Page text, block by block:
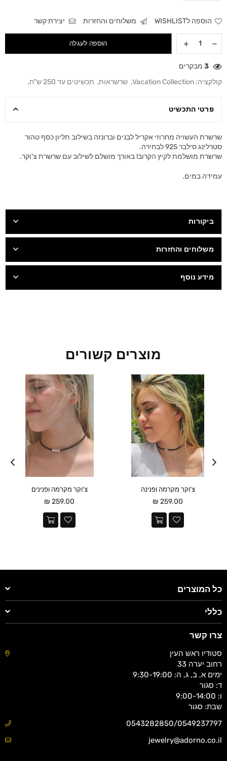
הוספה לWISHLIST משלוחים והחזרות יצירת קשר
הוספה לעגלה
3 מבקרים
קולקציה: Vacation Collection
, שרשראות, תכשיטים עד 250 ש"ח ,
פרטי התכשיט
שרשרת העשויה מחרוזי אקריל לבנים וברונזה בשילוב תליון כסף טהור
סטרלינג סילבר 925 לבחירה.
שרשרת מושלמת לקיץ הקרוב! באורך מושלם לשילוב עם שרשרת צ'וקר.
עמידה במים.
ביקורות
משלוחים והחזרות
מידע נוסף
מוצרים קשורים
צ'וקר מקרמה ופנינה
מחיר
259.00 ₪
צ'וקר מקרמה ופנינים
מחיר
259.00 ₪
כל המוצרים
כללי
צרו קשר
סטודיו ראש העין
רחוב יערה 33
ימים א, ב, ג, ה: 9:30-19:00
ד: סגור
ו: 9:00-14:00
שבת: סגור
0543282850/0549237797
jewelry@adorno.co.il